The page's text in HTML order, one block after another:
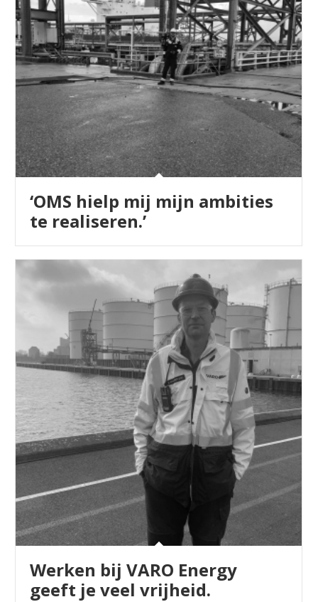
‘OMS hielp mij mijn ambities
te realiseren.’
Werken bij VARO Energy
geeft je veel vrijheid.